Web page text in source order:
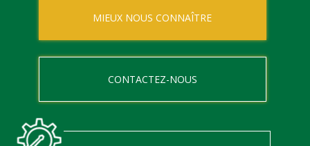
MIEUX NOUS CONNAÎTRE
CONTACTEZ-NOUS